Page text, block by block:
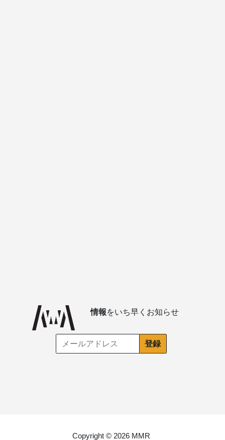
情報をいち早くお知らせ
Copyright © 2026 MMR